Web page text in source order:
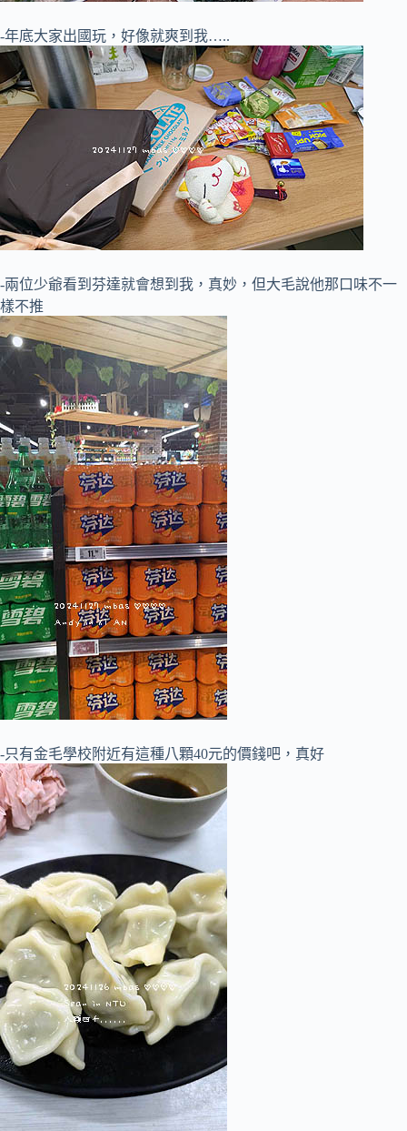
-年底大家出國玩，好像就爽到我…..
-兩位少爺看到芬達就會想到我，真妙，但大毛說他那口味不一
樣不推
-只有金毛學校附近有這種八顆40元的價錢吧，真好